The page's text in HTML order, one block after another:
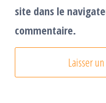
site dans le
commentaire.